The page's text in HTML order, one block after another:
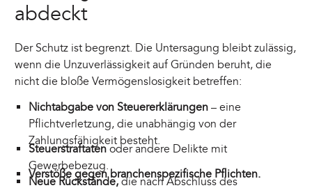
abdeckt
Der Schutz ist begrenzt. Die Untersagung bleibt zulässig,
wenn die Unzuverlässigkeit auf Gründen beruht, die
nicht die bloße Vermögenslosigkeit betreffen:
Nichtabgabe von Steuererklärungen– eine
Pflichtverletzung, die unabhängig von der
Zahlungsfähigkeit besteht.
Steuerstraftatenoder andere Delikte mit
Gewerbebezug.
Verstöße gegen branchenspezifische Pflichten.
Neue Rückstände,die nach Abschluss des